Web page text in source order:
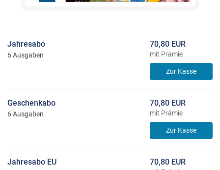
Jahresabo
6 Ausgaben
70,80 EUR
mit Prämie
Zur Kasse
Geschenkabo
6 Ausgaben
70,80 EUR
mit Prämie
Zur Kasse
Jahresabo EU 70,80 EUR